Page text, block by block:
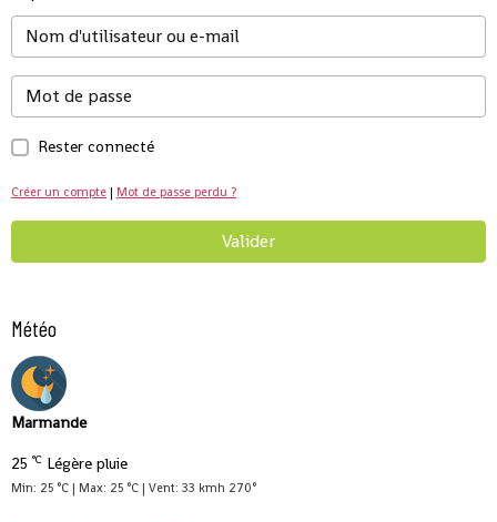
Rester connecté
Créer un compte | Mot de passe perdu ?
Valider
Météo
Marmande
25 °C Légère pluie
Min: 25 °C | Max: 25 °C | Vent: 33 kmh 270°